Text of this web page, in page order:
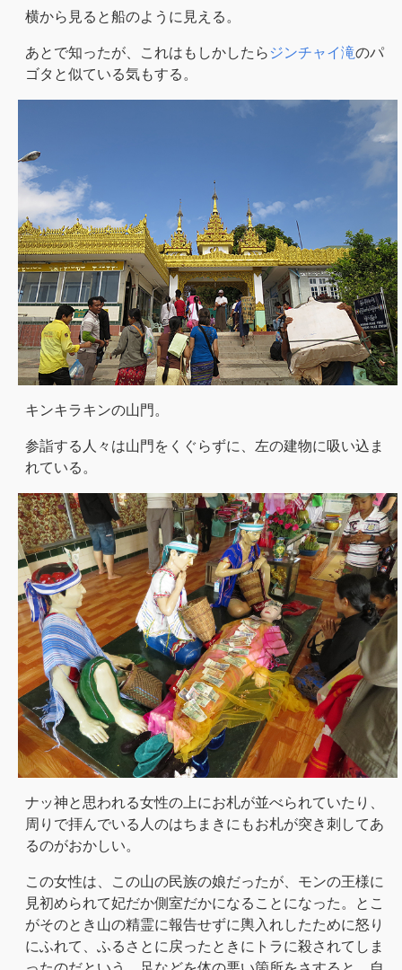
横から見ると船のように見える。
あとで知ったが、これはもしかしたら ジンチャイ滝のパ
ゴタと似ている気もする。
キンキラキンの山門。
参詣する人々は山門をくぐらずに、左の建物に吸い込ま
れている。
ナッ神と思われる女性の上にお札が並べられていたり、
周りで拝んでいる人のはちまきにもお札が突き刺してあ
るのがおかしい。
この女性は、この山の民族の娘だったが、モンの王様に
見初められて妃だか側室だかになることになった。とこ
がそのとき山の精霊に報告せずに輿入れしたために怒り
にふれて、ふるさとに戻ったときにトラに殺されてしま